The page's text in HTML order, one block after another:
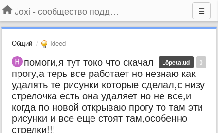
Joxi - сообщество поддержки
Общий Ideed
0
Lõpetatud
помоги,я тут токо что скачал
прогу,а терь все работает но незнаю как
удалять те рисунки которые сделал,с низу
стрелочка есть она удаляет но не все,и
когда по новой открываю прогу то там эти
рисунки и все еще стоят там,особенно
стрелки!!!